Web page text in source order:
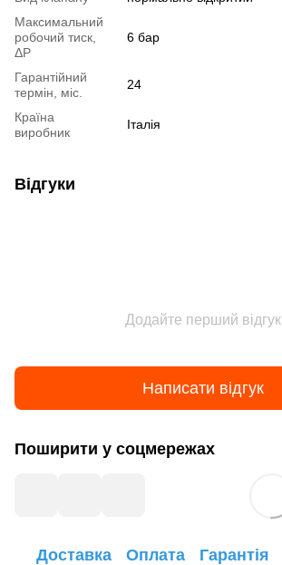
Максимальний
робочий тиск,
ΔP
6 бар
Гарантійний
термін, міс.
24
Країна
виробник
Італія
Відгуки
Додайте перший відгук
Написати відгук
Поширити у соцмережах
Доставка Оплата Гарантія